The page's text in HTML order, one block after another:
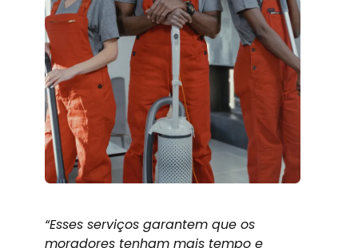
“Esses serviços garantem que os
moradores tenham mais tempo e